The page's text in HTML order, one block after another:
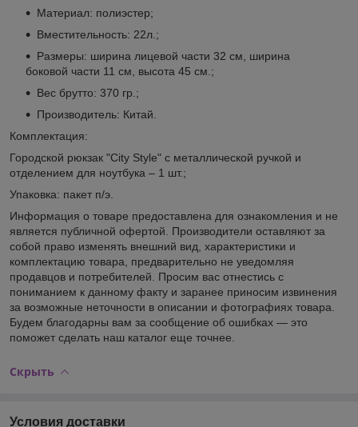
Материал: полиэстер;
Вместительность: 22л.;
Размеры: ширина лицевой части 32 см, ширина
боковой части 11 см, высота 45 см.;
Вес брутто: 370 гр.;
Производитель: Китай.
Комплектация:
Городской рюкзак "City Style" с металлической ручкой и
отделением для ноутбука – 1 шт.;
Упаковка: пакет п/э.
Информация о товаре предоставлена для ознакомления и не
является публичной офертой. Производители оставляют за
собой право изменять внешний вид, характеристики и
комплектацию товара, предварительно не уведомляя
продавцов и потребителей. Просим вас отнестись с
пониманием к данному факту и заранее приносим извинения
за возможные неточности в описании и фотографиях товара.
Будем благодарны вам за сообщение об ошибках — это
поможет сделать наш каталог еще точнее.
Скрыть
Условия доставки